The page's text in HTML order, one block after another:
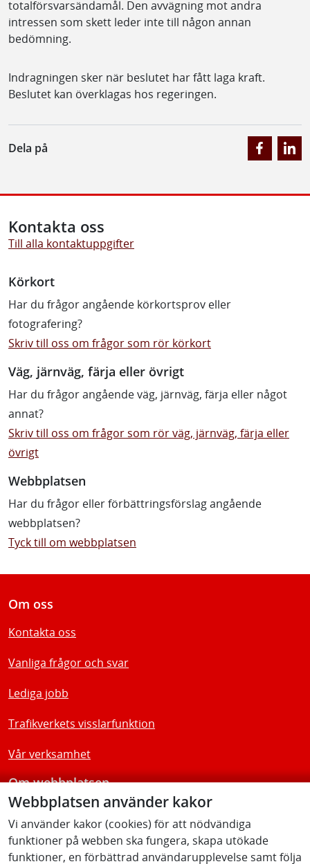
totalförsvarsändamål. Den avvägning mot andra
intressen som skett leder inte till någon annan
bedömning.
Indragningen sker när beslutet har fått laga kraft.
Beslutet kan överklagas hos regeringen.
Dela på
Webbplatsen använder kakor
Vi använder kakor (cookies) för att nödvändiga
funktioner på webben ska fungera, skapa utökade
funktioner, en förbättrad användarupplevelse samt följa
Kontakta oss
Till alla kontaktuppgifter
Körkort
Har du frågor angående körkortsprov eller
fotografering?
Skriv till oss om frågor som rör körkort
Väg, järnväg, färja eller övrigt
Har du frågor angående väg, järnväg, färja eller något
annat?
Skriv till oss om frågor som rör väg, järnväg, färja eller
övrigt
Webbplatsen
Har du frågor eller förbättringsförslag angående
webbplatsen?
Tyck till om webbplatsen
Om oss
Kontakta oss
Vanliga frågor och svar
Lediga jobb
Trafikverkets visslarfunktion
Vår verksamhet
Om webbplatsen
Tillgänglighetsredogörelse
Följ oss